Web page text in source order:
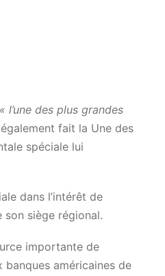
« l’une des plus grandes
fait la Une des
spéciale lui
dans l’intérêt de
siège régional.
importante de
américaines de